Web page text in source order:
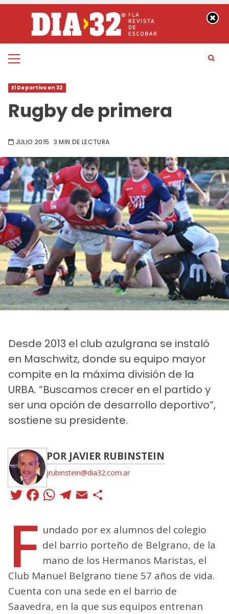
contenido
Menú
El Deportivo en 32
Rugby de primera
JULIO 2015 3 MIN DE LECTURA
Desde 2013 el club azulgrana se instaló
en Maschwitz, donde su equipo mayor
compite en la máxima división de la
URBA. “Buscamos crecer en el partido y
ser una opción de desarrollo deportivo”,
sostiene su presidente.
POR JAVIER RUBINSTEIN
jrubinstein@dia32.com.ar
Twitter
Facebook
WhatsApp
Telegram
Email
F undado por ex alumnos del colegio
del barrio porteño de Belgrano, de la
mano de los Hermanos Maristas, el
Club Manuel Belgrano tiene 57 años de vida.
Cuenta con una sede en el barrio de
Saavedra, en la que sus equipos entrenan